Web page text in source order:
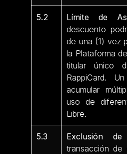
5.2 Límite de
descuento
de una (1) vez
la Plataforma
titular único
RappiCard.
acumular
uso de
Libre.
5.3 Exclusión
transacción de